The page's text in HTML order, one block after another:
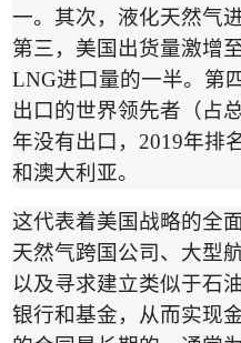
一。其次， 液化天然气
第三，美国出货量激增至
LNG进口量的一半。第
出口的世界领先者（占
年没有出口， 2019年排
和澳大利亚。
这代表着美国战略的全
天然气跨国公司、大型
以及寻求建立类似于石
银行和基金，从而实现